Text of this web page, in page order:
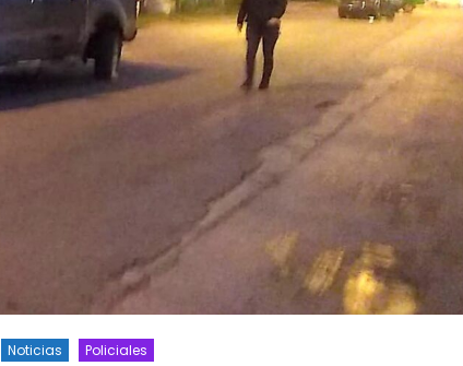
Noticias Policiales